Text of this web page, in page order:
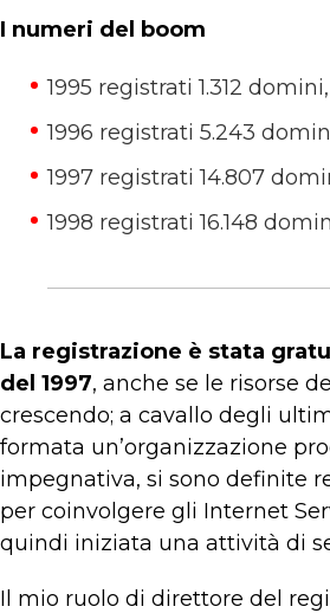
I numeri del boom
1995 registrati 1.312
1996 registrati 5.243
1997 registrati 14.807
1998 registrati 16.148
La registrazione è stata
del 1997, anche se le risorse
crescendo; a cavallo degli
formata un’organizzazione
impegnativa, si sono definite
per coinvolgere gli Internet
quindi iniziata una attività di
Il mio ruolo di direttore del